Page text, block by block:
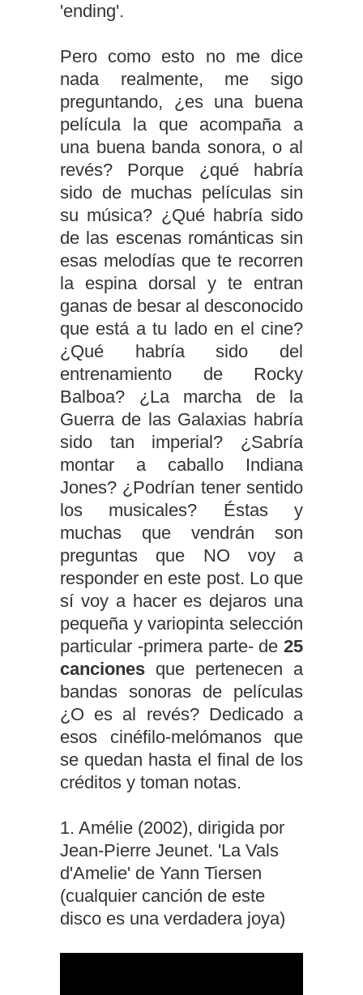
'ending'.
Pero como esto no me dice
nada realmente, me sigo
preguntando, ¿es una buena
película la que acompaña a
una buena banda sonora, o al
revés? Porque ¿qué habría
sido de muchas películas sin
su música? ¿Qué habría sido
de las escenas románticas sin
esas melodías que te recorren
la espina dorsal y te entran
ganas de besar al desconocido
que está a tu lado en el cine?
¿Qué habría sido del
entrenamiento de Rocky
Balboa? ¿La marcha de la
Guerra de las Galaxias habría
sido tan imperial? ¿Sabría
montar a caballo Indiana
Jones? ¿Podrían tener sentido
los musicales? Éstas y
muchas que vendrán son
preguntas que NO voy a
responder en este post. Lo que
sí voy a hacer es dejaros una
pequeña y variopinta selección
particular -primera parte- de 25
canciones que pertenecen a
bandas sonoras de películas
¿O es al revés? Dedicado a
esos cinéfilo-melómanos que
se quedan hasta el final de los
créditos y toman notas.
1. Amélie (2002), dirigida por
Jean-Pierre Jeunet. 'La Vals
d'Amelie' de Yann Tiersen
(cualquier canción de este
disco es una verdadera joya)